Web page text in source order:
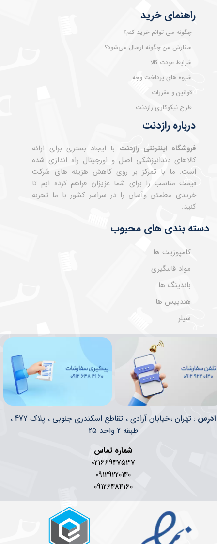
درباره رازدنت
فروشگاه اینترنتی رازدنت با ایجاد بستری برای ارائه
کالاهای دندانپزشکی اصل و اورجینال راه اندازی شده
است. ما با تمرکز بر روی کاهش هزینه های شرکت
قیمت مناسب را برای شما عزیزان فراهم کرده ایم تا
خریدی مطمئن وآسان را در سراسر کشور با ما تجربه
کنید.
راهنمای خرید
چگونه می توانم خرید کنم؟
سفارش من چگونه ارسال می‌شود؟
شرایط عودت کالا
شیوه های پرداخت وجه
قوانین و مقررات
طرح نیکوکاری رازدنت
دسته بندی های محبوب
کامپوزیت ها
مواد قالبگیری
باندینگ ها
هندپیس ها
سیلر
​​آدرس
: تهران ،خیابان آزادی ، تقاطع اسکندری جنوبی ، پلاک 477 ،
طبقه 2 واحد 25
شماره تماس
02166947537
09129220140
09126484160